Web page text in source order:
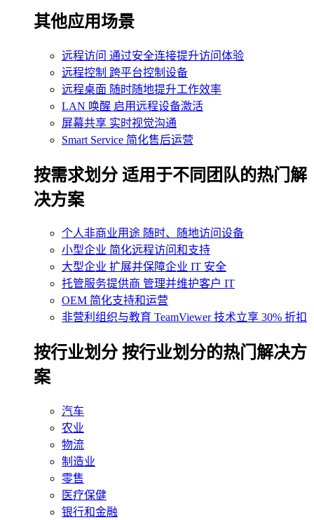
其他应用场景
远程访问 通过安全连接提升访问体验
远程控制 跨平台控制设备
远程桌面 随时随地提升工作效率
LAN 唤醒 启用远程设备激活
屏幕共享 实时视觉沟通
Smart Service 简化售后运营
按需求划分 适用于不同团队的热门解
决方案
个人非商业用途 随时、随地访问设备
小型企业 简化远程访问和支持
大型企业 扩展并保障企业 IT 安全
托管服务提供商 管理并维护客户 IT
OEM 简化支持和运营
非营利组织与教育 TeamViewer 技术立享 30% 折扣
‌按行业划分 按行业划分的热门解决方
案
汽车
农业
物流
制造业
零售
医疗保健
银行和金融